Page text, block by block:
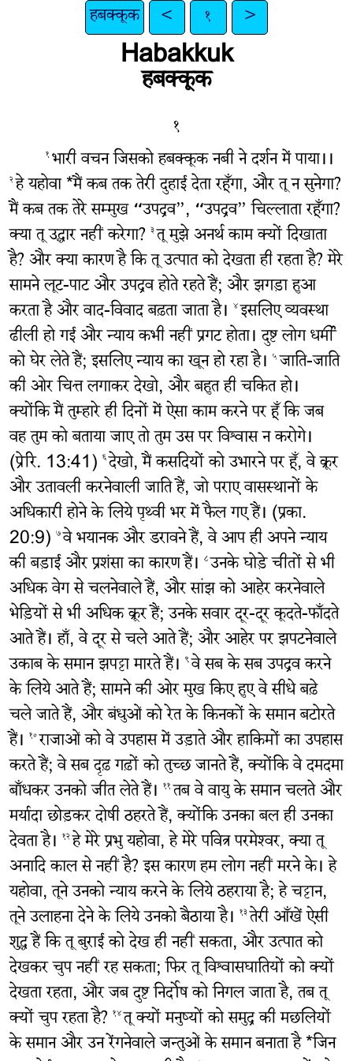
हबक्कूक < १ >
Habakkuk
हबक्कूक
१
१भारी वचन जिसको हबक्कूक नबी ने दर्शन में पाया।।
२हे यहोवा *मैं कब तक तेरी दुहाई देता रहूँगा, और तू न सुनेगा?
मैं कब तक तेरे सम्मुख “उपद्रव”, “उपद्रव” चिल्लाता रहूँगा?
क्या तू उद्धार नहीं करेगा? ३तू मुझे अनर्थ काम क्यों दिखाता
है? और क्या कारण है कि तू उत्पात को देखता ही रहता है? मेरे
सामने लूट-पाट और उपद्रव होते रहते हैं; और झगड़ा हुआ
करता है और वाद-विवाद बढ़ता जाता है। ४इसलिए व्यवस्था
ढीली हो गई और न्याय कभी नहीं प्रगट होता। दुष्ट लोग धर्मी
को घेर लेते हैं; इसलिए न्याय का खून हो रहा है। ५जाति-जाति
की ओर चित्त लगाकर देखो, और बहुत ही चकित हो।
क्योंकि मैं तुम्हारे ही दिनों में ऐसा काम करने पर हूँ कि जब
वह तुम को बताया जाए तो तुम उस पर विश्वास न करोगे।
(प्रेरि. 13:41) ६देखो, मैं कसदियों को उभारने पर हूँ, वे क्रूर
और उतावली करनेवाली जाति हैं, जो पराए वासस्थानों के
अधिकारी होने के लिये पृथ्वी भर में फैल गए हैं। (प्रका.
20:9) ७वे भयानक और डरावने हैं, वे आप ही अपने न्याय
की बड़ाई और प्रशंसा का कारण हैं। ८उनके घोड़े चीतों से भी
अधिक वेग से चलनेवाले हैं, और सांझ को आहेर करनेवाले
भेड़ियों से भी अधिक क्रूर हैं; उनके सवार दूर-दूर कूदते-फाँदते
आते हैं। हाँ, वे दूर से चले आते हैं; और आहेर पर झपटनेवाले
उकाब के समान झपट्टा मारते हैं। ९वे सब के सब उपद्रव करने
के लिये आते हैं; सामने की ओर मुख किए हुए वे सीधे बढ़े
चले जाते हैं, और बंधुओं को रेत के किनकों के समान बटोरते
हैं। १०राजाओं को वे उपहास में उड़ाते और हाकिमों का उपहास
करते हैं; वे सब दृढ़ गढ़ों को तुच्छ जानते हैं, क्योंकि वे दमदमा
बाँधकर उनको जीत लेते हैं। ११तब वे वायु के समान चलते और
मर्यादा छोड़कर दोषी ठहरते हैं, क्योंकि उनका बल ही उनका
देवता है। १२हे मेरे प्रभु यहोवा, हे मेरे पवित्र परमेश्‍वर, क्या तू
अनादि काल से नहीं है? इस कारण हम लोग नहीं मरने के। हे
यहोवा, तूने उनको न्याय करने के लिये ठहराया है; हे चट्टान,
तूने उलाहना देने के लिये उनको बैठाया है। १३तेरी आँखें ऐसी
शुद्ध हैं कि तू बुराई को देख ही नहीं सकता, और उत्पात को
देखकर चुप नहीं रह सकता; फिर तू विश्वासघातियों को क्यों
देखता रहता, और जब दुष्ट निर्दोष को निगल जाता है, तब तू
क्यों चुप रहता है? १४तू क्यों मनुष्यों को समुद्र की मछलियों
के समान और उन रेंगनेवाले जन्तुओं के समान बनाता है *जिन